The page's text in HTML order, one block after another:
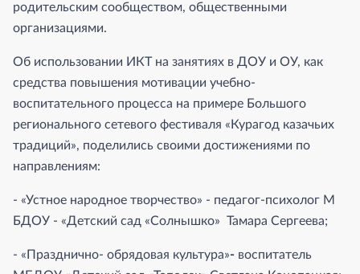
родительским сообществом, общественными
организациями.
Об использовании ИКТ на занятиях в ДОУ и ОУ, как
средства повышения мотивации учебно-
воспитательного процесса на примере Большого
регионального сетевого фестиваля «Курагод казачьих
традиций», поделились своими достижениями по
направлениям:
- «Устное народное творчество» - педагог-психолог М
БДОУ - «Детский сад «Солнышко» Тамара Сергеева;
- «Празднично- обрядовая культура»- воспитатель